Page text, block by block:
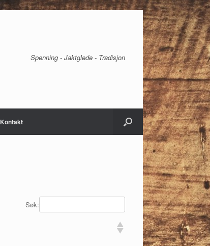
Spenning - Jaktglede - Tradisjon
Kontakt
Søk: